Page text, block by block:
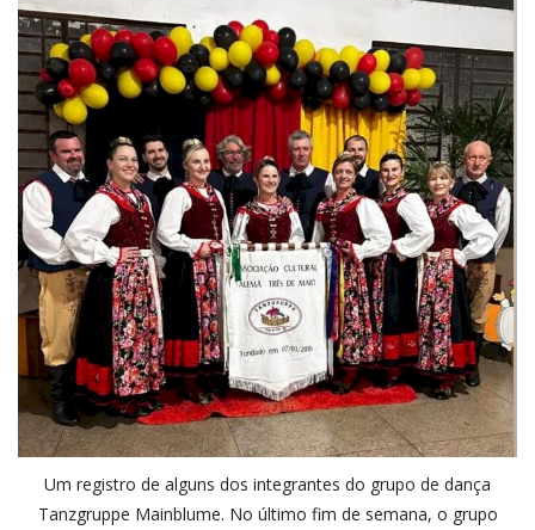
Um registro de alguns dos integrantes do grupo de dança
Tanzgruppe Mainblume. No último fim de semana, o grupo